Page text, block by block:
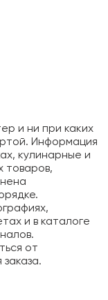
и ни при каких
Информация
кулинарные и
товаров,
и в каталоге
от